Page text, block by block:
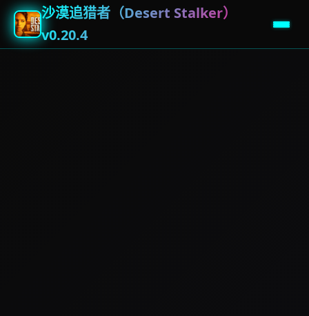
沙漠追猎者（Desert Stalker）
v0.20.4